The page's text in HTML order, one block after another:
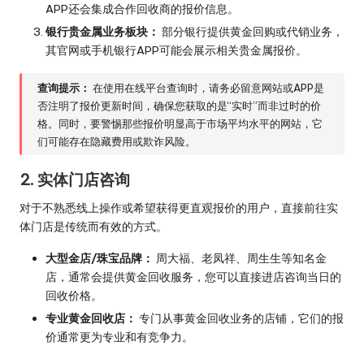
APP还会集成合作回收商的报价信息。
银行贵金属业务板块： 部分银行提供黄金回购或代销业务，
其官网或手机银行APP可能会展示相关贵金属报价。
查询提示： 在使用在线平台查询时，请务必留意网站或APP是
否注明了报价更新时间，确保您获取的是“实时”而非过时的价
格。同时，要警惕那些报价明显高于市场平均水平的网站，它
们可能存在隐藏费用或欺诈风险。
2. 实体门店咨询
对于不熟悉线上操作或希望获得更直观报价的用户，直接前往实
体门店是传统而有效的方式。
大型金店/珠宝品牌： 周大福、老凤祥、周生生等知名金
店，通常会提供黄金回收服务，您可以直接进店咨询当日的
回收价格。
专业黄金回收店： 专门从事黄金回收业务的店铺，它们的报
价通常更为专业和有竞争力。